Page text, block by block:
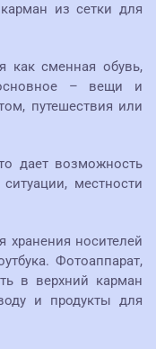
из сетки для
как сменная обувь,
– вещи и
путешествия или
дает возможность
местности
хранения носителей
Фотоаппарат,
в верхний карман
и продукты для